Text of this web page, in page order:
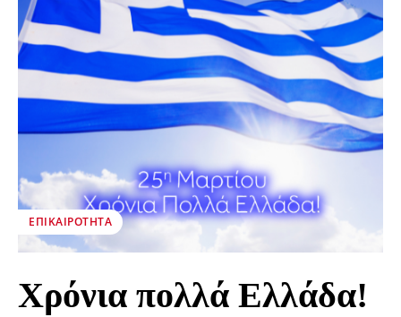
ΕΠΙΚΑΙΡΌΤΗΤΑ
Χρόνια πολλά Ελλάδα!